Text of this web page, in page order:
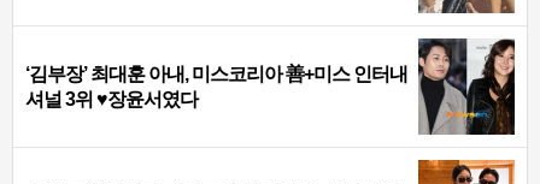
‘김부장’ 최대훈 아내, 미스코리아 善+미스 인터내
셔널 3위 ♥장윤서였다